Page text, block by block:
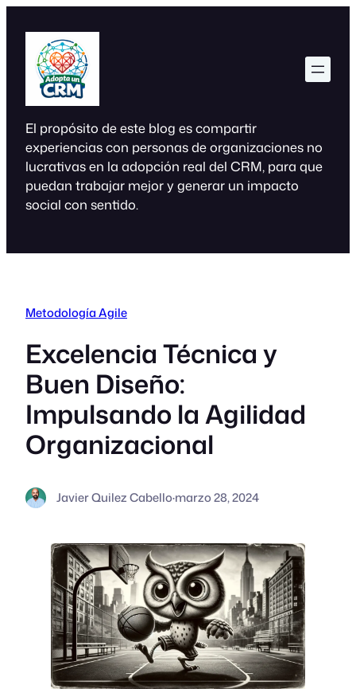
contenido
El propósito de este blog es compartir
experiencias con personas de organizaciones no
lucrativas en la adopción real del CRM, para que
puedan trabajar mejor y generar un impacto
social con sentido.
Metodología Agile
Excelencia Técnica y
Buen Diseño:
Impulsando la Agilidad
Organizacional
Javier Quilez Cabello·marzo 28, 2024